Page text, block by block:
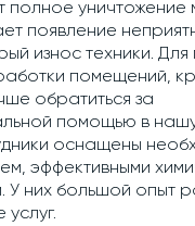
полное уничтожение
появление
износ техники.
помещений,
обратиться за
помощью в
оснащены
эффективными
У них большой опыт